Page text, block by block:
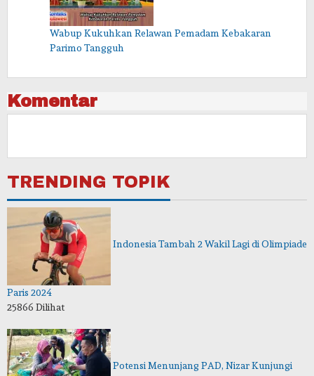
Wabup Kukuhkan Relawan Pemadam Kebakaran
Parimo Tangguh
Komentar
TRENDING TOPIK
Indonesia Tambah 2 Wakil Lagi di Olimpiade
Paris 2024
25866 Dilihat
Potensi Menunjang PAD, Nizar Kunjungi